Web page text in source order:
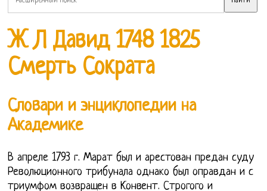
Ж Л Давид 1748 1825
Смерть Сократа
Словари и энциклопедии на
Академике
В апреле 1793 г. Марат был и арестован предан суду
Революционного трибунала однако был оправдан и с
триумфом возвращен в Конвент. Строгого и